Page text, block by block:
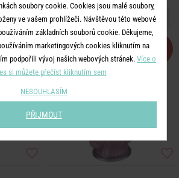
PRODUKTY ZE SÉRIE
-30% -30
soubory cookie. Cookies jsou malé soubory,
ve vašem prohlížeči. Návštěvou této webové
základních souborů cookie. Děkujeme,
marketingových cookies kliknutím na
podpořili vývoj našich webových stránek. Více o
si můžete přečíst kliknutím sem
NESOUHLASÍM
PŘIJMOUT